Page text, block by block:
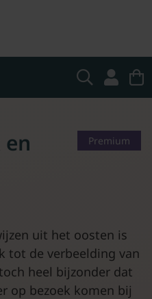
Premium
uit het oosten is
tot de verbeelding van
heel bijzonder dat
op bezoek komen bij